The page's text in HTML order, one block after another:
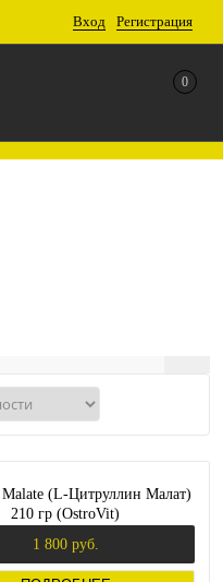
Вход Регистрация
0
(L-Цитруллин Малат)
210 гр (OstroVit)
1 800 руб.